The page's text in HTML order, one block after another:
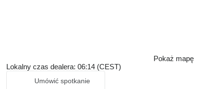
Pokaż mapę
Lokalny czas dealera: 06:14 (CEST)
Umówić spotkanie